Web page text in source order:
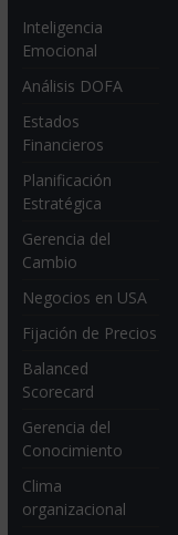
Inteligencia
Emocional
Análisis DOFA
Estados
Financieros
Planificación
Estratégica
Gerencia del
Cambio
Negocios en USA
Fijación de Precios
Balanced
Scorecard
Gerencia del
Conocimiento
Clima
organizacional